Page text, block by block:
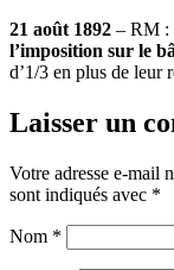
21 août 1892 – RM :
l’imposition sur le
d’1/3 en plus de leur
Laisser un
Votre adresse e-mail
sont indiqués avec *
Nom *